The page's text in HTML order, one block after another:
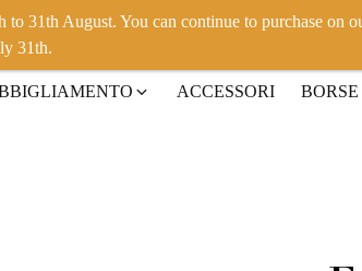
ACCESSORI BORSE
to 31th August. You can continue to purchase on
31th.